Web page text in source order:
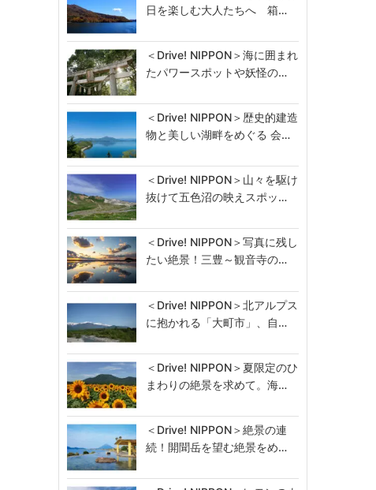
日を楽しむ大人たちへ 箱…
＜Drive! NIPPON＞海に囲まれ
たパワースポットや妖怪の…
＜Drive! NIPPON＞歴史的建造
物と美しい湖畔をめぐる 会…
＜Drive! NIPPON＞山々を駆け
抜けて五色沼の映えスポッ…
＜Drive! NIPPON＞写真に残し
たい絶景！三豊～観音寺の…
＜Drive! NIPPON＞北アルプス
に抱かれる「大町市」、自…
＜Drive! NIPPON＞夏限定のひ
まわりの絶景を求めて。海…
＜Drive! NIPPON＞絶景の連
続！開聞岳を望む絶景をめ…